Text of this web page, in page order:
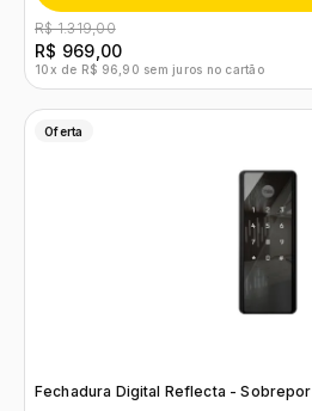
R$ 1.319,00
R$ 969,00
10x de R$ 96,90 sem juros no cartão
Oferta
Fechadura Digital Reflecta - Sobrepor